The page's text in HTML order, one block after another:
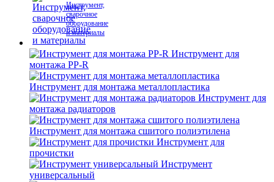
Инструмент,
сварочное
оборудование
и материалы
Инструмент для
монтажа PP-R
Инструмент для монтажа металлопластика
Инструмент для
монтажа радиаторов
Инструмент для монтажа сшитого полиэтилена
Инструмент для
прочистки
Инструмент
универсальный